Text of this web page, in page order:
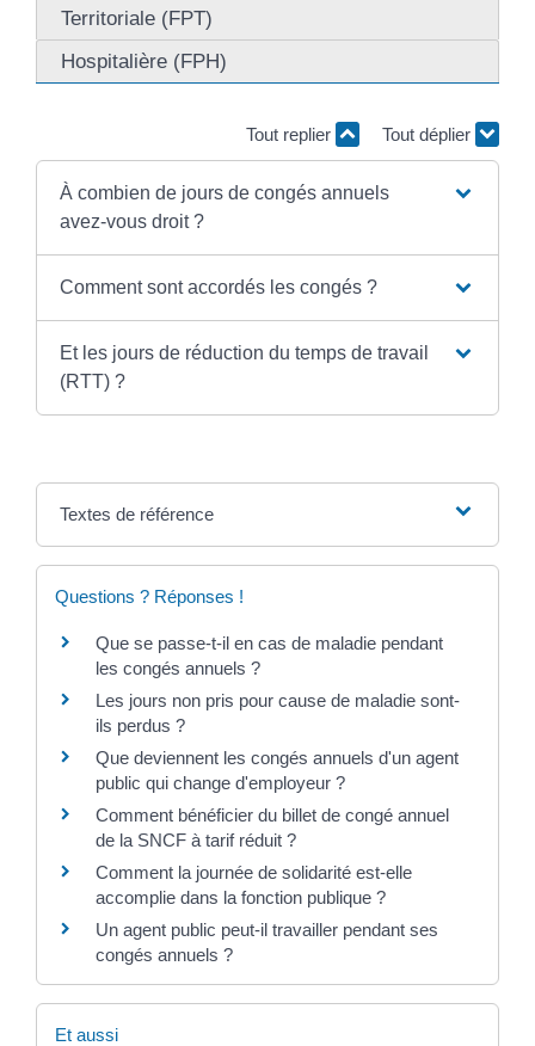
Territoriale (FPT)
Hospitalière (FPH)
Tout replier Tout déplier
À combien de jours de congés annuels
avez-vous droit ?
Comment sont accordés les congés ?
Et les jours de réduction du temps de travail
(RTT) ?
Textes de référence
Questions ? Réponses !
Que se passe-t-il en cas de maladie pendant
les congés annuels ?
Les jours non pris pour cause de maladie sont-
ils perdus ?
Que deviennent les congés annuels d'un agent
public qui change d'employeur ?
Comment bénéficier du billet de congé annuel
de la SNCF à tarif réduit ?
Comment la journée de solidarité est-elle
accomplie dans la fonction publique ?
Un agent public peut-il travailler pendant ses
congés annuels ?
Et aussi